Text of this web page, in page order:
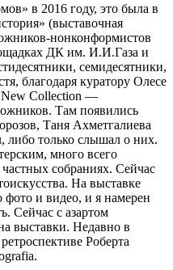
в 2016 году, это была в
(выставочная
нонконформистов
ДК им. И.И.Газа и
семидесятники,
благодаря куратору Олесе
New Collection —
Там появились
Таня Ахметгалиева
либо только слышал о них.
много всего
собраниях. Сейчас
На выставке
фото и видео, и я намерен
Сейчас с азартом
выставки. Недавно в
Роберта